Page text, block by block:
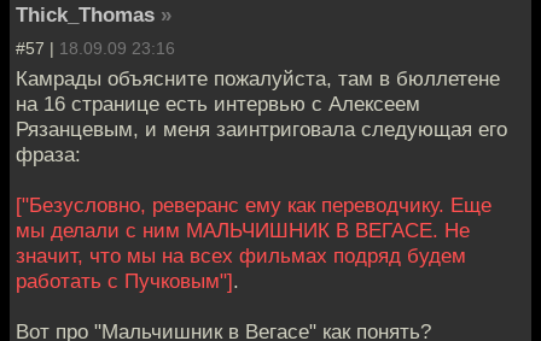
Thick_Thomas »
#57 | 18.09.09 23:16
Камрады объясните пожалуйста, там в бюллетене
на 16 странице есть интервью с Алексеем
Рязанцевым, и меня заинтриговала следующая его
фраза:
["Безусловно, реверанс ему как переводчику. Еще
мы делали с ним МАЛЬЧИШНИК В ВЕГАСЕ. Не
значит, что мы на всех фильмах подряд будем
работать с Пучковым"].
Вот про "Мальчишник в Вегасе" как понять?